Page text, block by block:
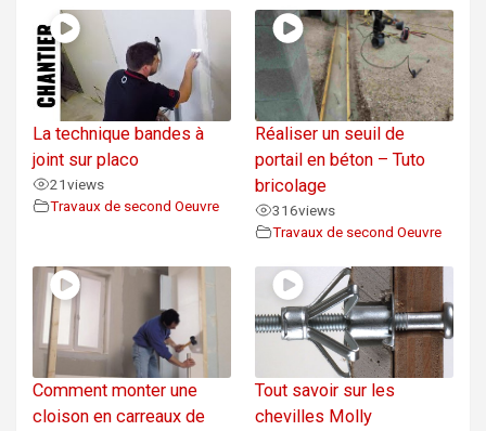
La technique bandes à
joint sur placo
21views
Travaux de second Oeuvre
Réaliser un seuil de
portail en béton – Tuto
bricolage
316views
Travaux de second Oeuvre
Comment monter une
cloison en carreaux de
Tout savoir sur les
chevilles Molly